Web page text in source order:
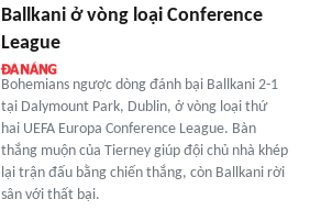
Ballkani ở vòng loại Conference
League
Bohemians ngược dòng đánh bại Ballkani 2-1
tại Dalymount Park, Dublin, ở vòng loại thứ
hai UEFA Europa Conference League. Bàn
thắng muộn của Tierney giúp đội chủ nhà khép
lại trận đấu bằng chiến thắng, còn Ballkani rời
sân với thất bại.